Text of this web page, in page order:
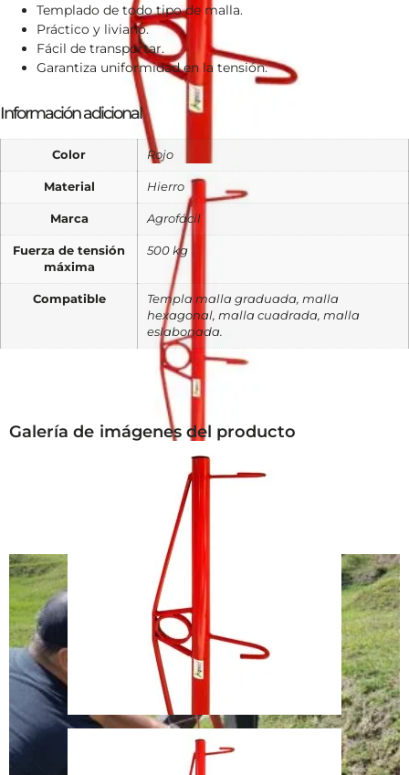
Templado de todo tipo de malla.
Práctico y liviano.
Fácil de transportar.
Garantiza uniformidad en la tensión.
Información adicional
Color Rojo
Material Hierro
Marca Agrofácil
Fuerza de tensión
máxima
500 kg
Compatible
Templa malla graduada, malla
hexagonal, malla cuadrada, malla
eslabonada.
Galería de imágenes del producto